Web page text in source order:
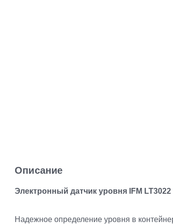
Описание
Электронный датчик уровня IFM LT3022
Надежное определение уровня в